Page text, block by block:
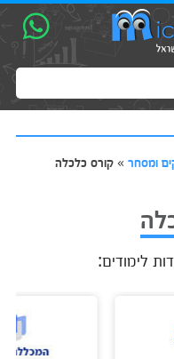
ומסחר» קורס כלכלה
לימודים: